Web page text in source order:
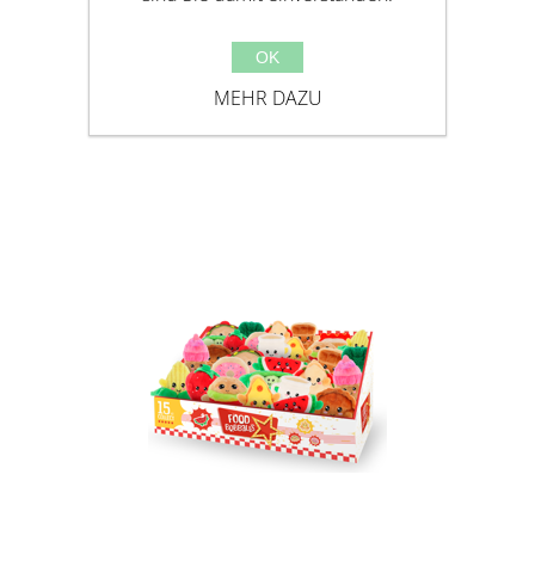
GEAR CUBE
OK
MEHR DAZU